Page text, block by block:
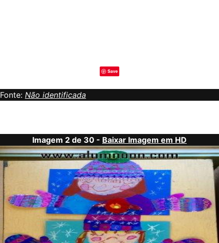
Save
Fonte: Não identificada
Imagem 2 de 30 - Baixar Imagem em HD